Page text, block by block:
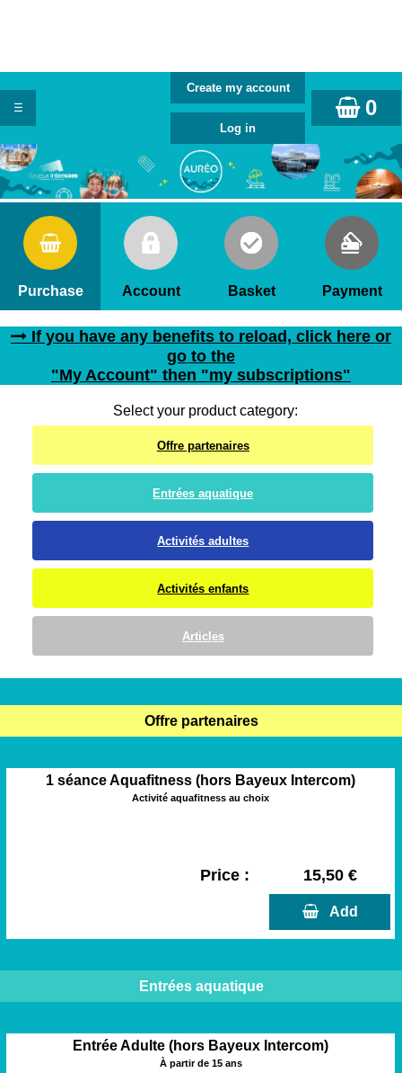
0
Purchase Account Basket Payment
If you have any benefits to reload, click here or
go to the
"My Account" then "my subscriptions"
Select your product category:
Offre partenaires
Entrées aquatique
Activités adultes
Activités enfants
Articles
Offre partenaires
1 séance Aquafitness (hors Bayeux Intercom)
Activité aquafitness au choix
Price : 15,50 €
Add
Entrées aquatique
Entrée Adulte (hors Bayeux Intercom)
À partir de 15 ans